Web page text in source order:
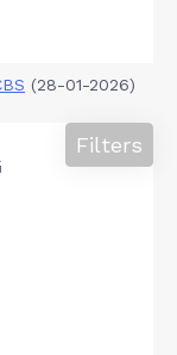
(28-01-2026)
Filters